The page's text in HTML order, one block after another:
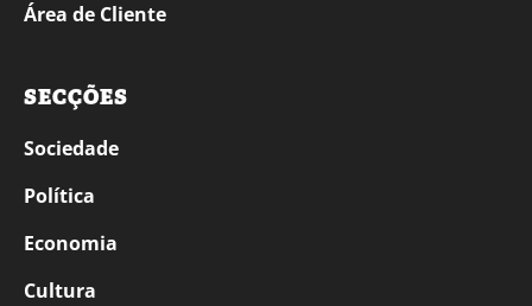
Área de Cliente
SECÇÕES
Sociedade
Política
Economia
Cultura